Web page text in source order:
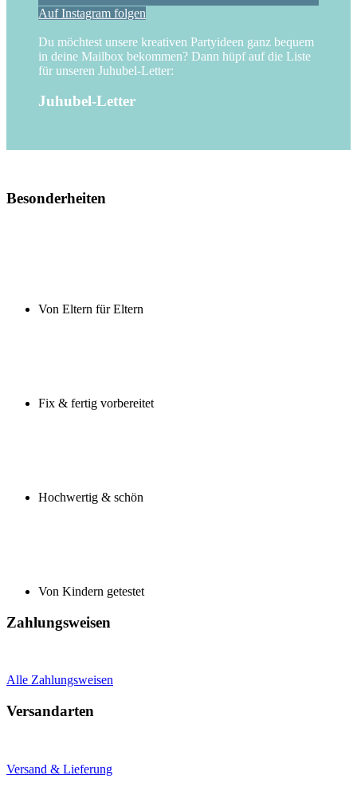
Auf Instagram folgen
Du möchtest unsere kreativen Partyideen ganz bequem
in deine Mailbox bekommen? Dann hüpf auf die Liste
für unseren Juhubel-Letter:
Juhubel-Letter
Besonderheiten
Von Eltern für Eltern
Fix & fertig vorbereitet
Hochwertig & schön
Von Kindern getestet
Zahlungsweisen
Alle Zahlungsweisen
Versandarten
Versand & Lieferung